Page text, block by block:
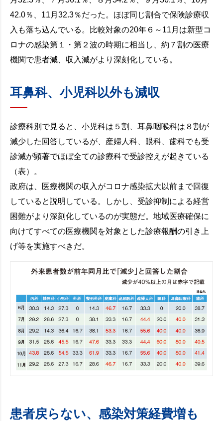
42.0％、11月32.3％だった。ほぼ同じ割合で保険診療収
入も落ち込んでいる。比較対象の20年６～11月は新型コ
ロナの感染第１・第２波の時期に相当し、約７割の医療
機関で患者減、収入減がより深刻化している。
耳鼻科、小児科以外も減収
診療科別で見ると、小児科は５割、耳鼻咽喉科は８割が
減少した回答しているが、産婦人科、眼科、歯科でも受
診減が顕著でほぼ全ての診療科で受診控えが起きている
（表）。
政府は、医療機関の収入がコロナ感染拡大以前まで回復
していると説明している。しかし、受診抑制による経営
困難がより深刻化しているのが実態だ。地域医療確保に
向けてすべての医療機関を対象とした診療報酬の引き上
げ等を実施すべきだ。
患者戻らない、感染対策経費増も